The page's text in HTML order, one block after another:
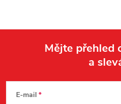
Mějte přehled
a
E-mail